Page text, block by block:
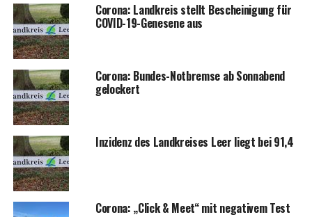
Coro­na: Land­kreis stellt Beschei­ni­gung für
COVID-19-Gene­se­ne aus
Coro­na: Bun­des-Not­brem­se ab Sonn­abend
gelockert
Inzi­denz des Land­krei­ses Leer liegt bei 91,4
Coro­na: „Click & Meet“ mit nega­ti­vem Test